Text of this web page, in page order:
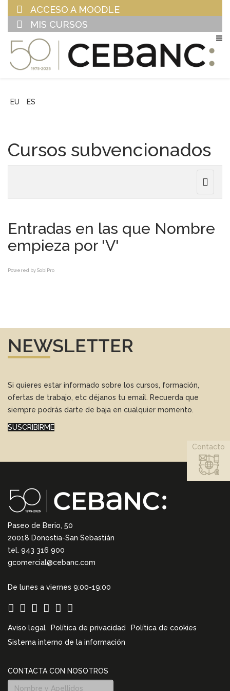
ACCESO A MOODLE
MIS CURSOS
EU ES
Cursos subvencionados
Toggle
Entradas en las que Nombre
empieza por 'V'
Powered by SobiPro
NEWSLETTER
Si quieres estar informado sobre los cursos, formación,
ofertas de trabajo, etc déjanos tu email. Recuerda que
siempre podrás darte de baja en cualquier momento.
SUSCRIBIRME
Paseo de Berio, 50
20018 Donostia-San Sebastián
tel. 943 316 900
gcomercial@cebanc.com
De lunes a viernes 9:00-19:00
Aviso legal Política de privacidad
Política de cookies
Sistema interno de la información
CONTACTA CON NOSOTROS
Contacto